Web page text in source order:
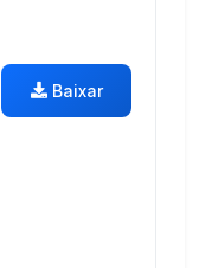
Baixar